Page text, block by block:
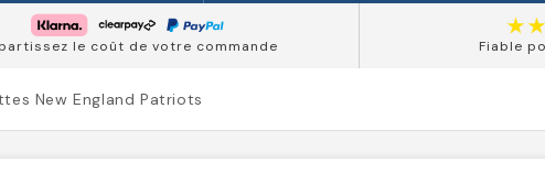
le coût de votre commande Fiable
New England Patriots